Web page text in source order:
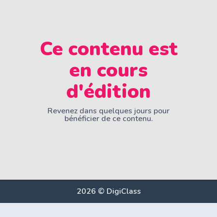
Ce contenu est
en cours
d'édition
Revenez dans quelques jours pour
bénéficier de ce contenu.
2026 © DigiClass